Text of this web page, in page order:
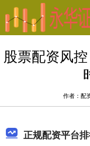
股票配资风
作者：配
正规配资平台